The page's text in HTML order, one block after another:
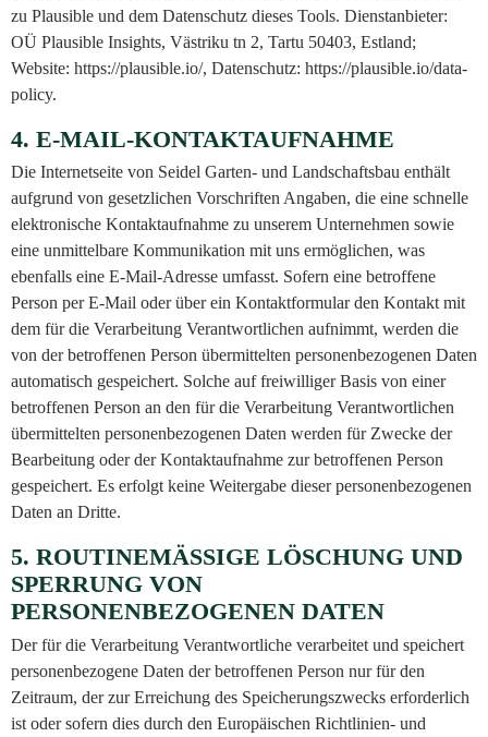
zu Plausible und dem Datenschutz dieses Tools. Dienstanbieter:
OÜ Plausible Insights, Västriku tn 2, Tartu 50403, Estland;
Website: https://plausible.io/, Datenschutz: https://plausible.io/data-
policy.
4. E-MAIL-KONTAKTAUFNAHME
Die Internetseite von Seidel Garten- und Landschaftsbau enthält
aufgrund von gesetzlichen Vorschriften Angaben, die eine schnelle
elektronische Kontaktaufnahme zu unserem Unternehmen sowie
eine unmittelbare Kommunikation mit uns ermöglichen, was
ebenfalls eine E-Mail-Adresse umfasst. Sofern eine betroffene
Person per E-Mail oder über ein Kontaktformular den Kontakt mit
dem für die Verarbeitung Verantwortlichen aufnimmt, werden die
von der betroffenen Person übermittelten personenbezogenen Daten
automatisch gespeichert. Solche auf freiwilliger Basis von einer
betroffenen Person an den für die Verarbeitung Verantwortlichen
übermittelten personenbezogenen Daten werden für Zwecke der
Bearbeitung oder der Kontaktaufnahme zur betroffenen Person
gespeichert. Es erfolgt keine Weitergabe dieser personenbezogenen
Daten an Dritte.
5. ROUTINEMÄSSIGE LÖSCHUNG UND
SPERRUNG VON
PERSONENBEZOGENEN DATEN
Der für die Verarbeitung Verantwortliche verarbeitet und speichert
personenbezogene Daten der betroffenen Person nur für den
Zeitraum, der zur Erreichung des Speicherungszwecks erforderlich
ist oder sofern dies durch den Europäischen Richtlinien- und